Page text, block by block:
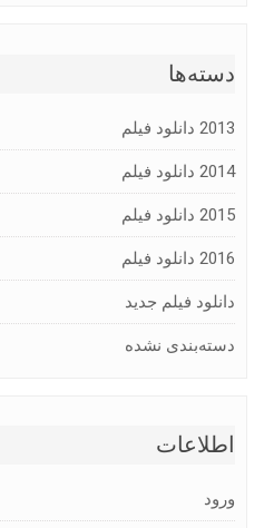
فیلم جدید
نشده